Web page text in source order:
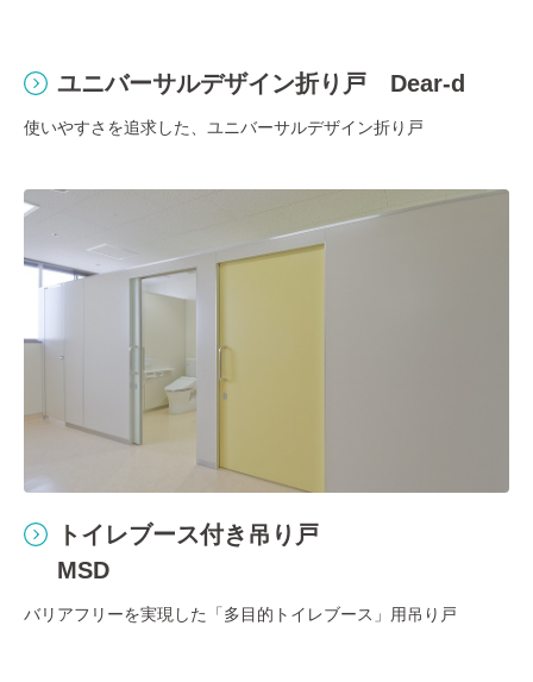
ユニバーサルデザイン折り戸 Dear-d
使いやすさを追求した、ユニバーサルデザイン折り戸
トイレブース付き吊り戸
MSD
バリアフリーを実現した「多目的トイレブース」用吊り戸